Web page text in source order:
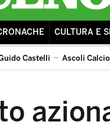
CULTURA E
Castelli Ascoli Calcio